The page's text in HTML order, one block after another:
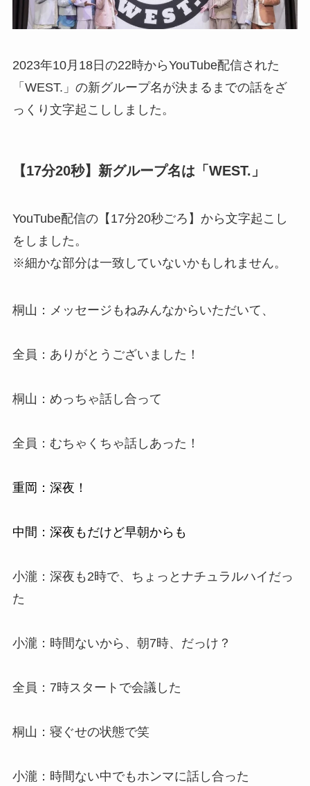
2023年10月18日の22時からYouTube配信された
「WEST.」の新グループ名が決まるまでの話をざ
っくり文字起こししました。
【17分20秒】新グループ名は「WEST.」
YouTube配信の【17分20秒ごろ】から文字起こし
をしました。
※細かな部分は一致していないかもしれません。
桐山：メッセージもねみんなからいただいて、
全員：ありがとうございました！
桐山：めっちゃ話し合って
全員：むちゃくちゃ話しあった！
重岡：深夜！
中間：深夜もだけど早朝からも
小瀧：深夜も2時で、ちょっとナチュラルハイだっ
た
小瀧：時間ないから、朝7時、だっけ？
全員：7時スタートで会議した
桐山：寝ぐせの状態で笑
小瀧：時間ない中でもホンマに話し合った